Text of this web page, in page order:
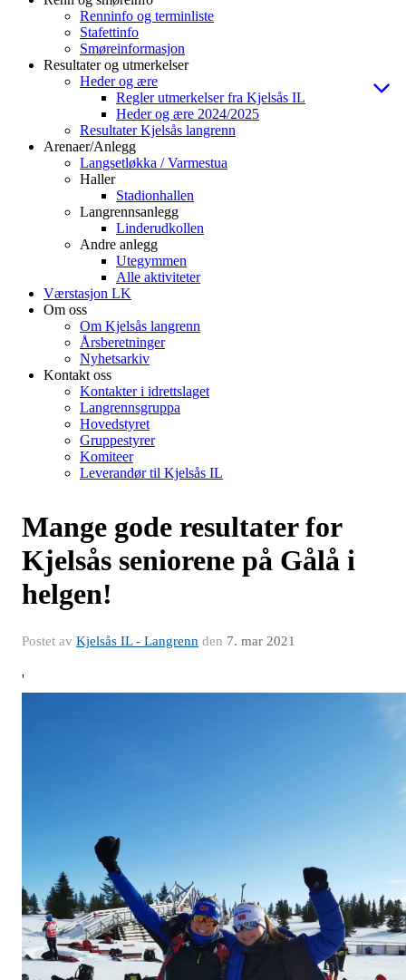
Renninfo og terminliste
Stafettinfo
Smøreinformasjon
Resultater og utmerkelser
Heder og ære
Regler utmerkelser fra Kjelsås IL
Heder og ære 2024/2025
Resultater Kjelsås langrenn
Arenaer/Anlegg
Langsetløkka / Varmestua
Haller
Stadionhallen
Langrennsanlegg
Linderudkollen
Andre anlegg
Utegymmen
Alle aktiviteter
Værstasjon LK
Om oss
Om Kjelsås langrenn
Årsberetninger
Nyhetsarkiv
Kontakt oss
Kontakter i idrettslaget
Langrennsgruppa
Hovedstyret
Gruppestyrer
Komiteer
Leverandør til Kjelsås IL
Mange gode resultater for
Kjelsås seniorene på Gålå i
helgen!
Postet av Kjelsås IL - Langrenn den 7. mar 2021
'